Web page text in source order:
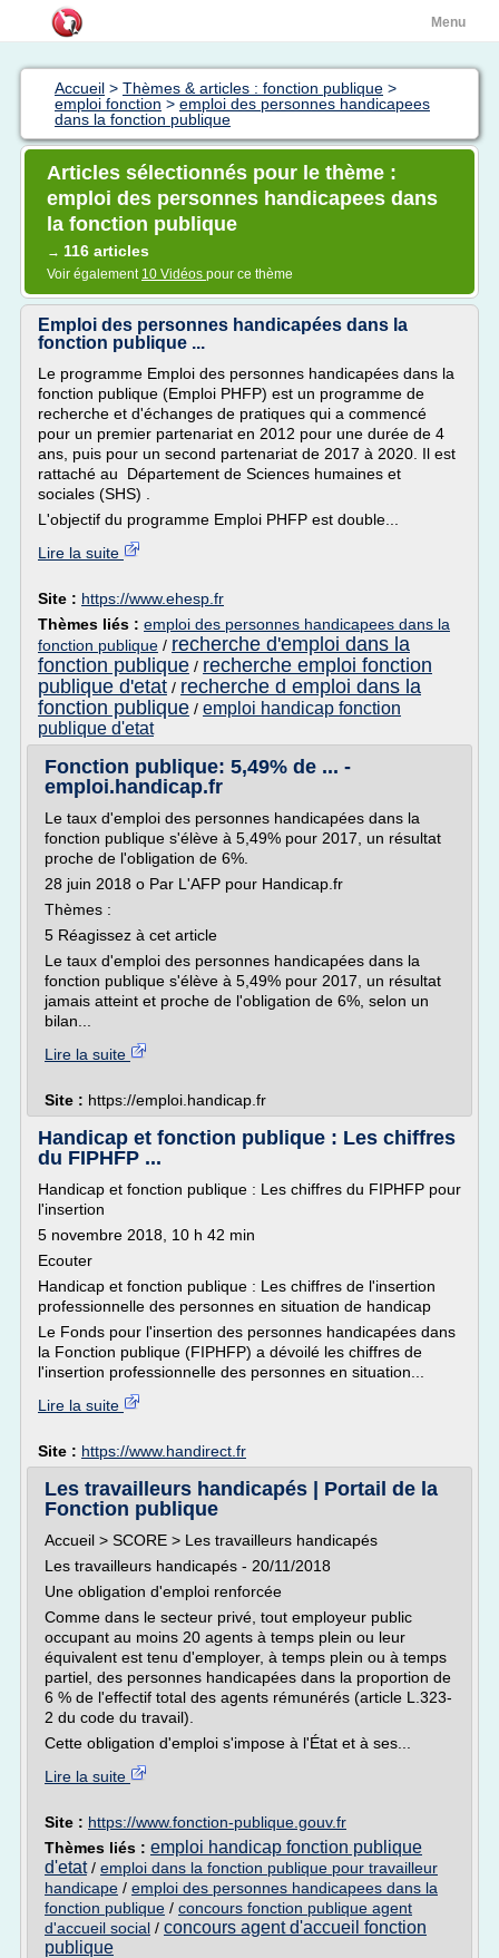
Menu
Accueil > Thèmes & articles : fonction publique >
emploi fonction > emploi des personnes handicapees
dans la fonction publique
Articles sélectionnés pour le thème :
emploi des personnes handicapees dans
la fonction publique
→ 116 articles
Voir également 10 Vidéos pour ce thème
Emploi des personnes handicapées dans la
fonction publique ...
Le programme Emploi des personnes handicapées dans la
fonction publique (Emploi PHFP) est un programme de
recherche et d'échanges de pratiques qui a commencé
pour un premier partenariat en 2012 pour une durée de 4
ans, puis pour un second partenariat de 2017 à 2020. Il est
rattaché au Département de Sciences humaines et
sociales (SHS) .
L'objectif du programme Emploi PHFP est double...
Lire la suite
Site : https://www.ehesp.fr
Thèmes liés : emploi des personnes handicapees dans la
fonction publique / recherche d'emploi dans la
fonction publique / recherche emploi fonction
publique d'etat / recherche d emploi dans la
fonction publique / emploi handicap fonction
publique d'etat
Fonction publique: 5,49% de ... -
emploi.handicap.fr
Le taux d'emploi des personnes handicapées dans la
fonction publique s'élève à 5,49% pour 2017, un résultat
proche de l'obligation de 6%.
28 juin 2018 o Par L'AFP pour Handicap.fr
Thèmes :
5 Réagissez à cet article
Le taux d'emploi des personnes handicapées dans la
fonction publique s'élève à 5,49% pour 2017, un résultat
jamais atteint et proche de l'obligation de 6%, selon un
bilan...
Lire la suite
Site : https://emploi.handicap.fr
Handicap et fonction publique : Les chiffres
du FIPHFP ...
Handicap et fonction publique : Les chiffres du FIPHFP pour
l'insertion
5 novembre 2018, 10 h 42 min
Ecouter
Handicap et fonction publique : Les chiffres de l'insertion
professionnelle des personnes en situation de handicap
Le Fonds pour l'insertion des personnes handicapées dans
la Fonction publique (FIPHFP) a dévoilé les chiffres de
l'insertion professionnelle des personnes en situation...
Lire la suite
Site : https://www.handirect.fr
Les travailleurs handicapés | Portail de la
Fonction publique
Accueil > SCORE > Les travailleurs handicapés
Les travailleurs handicapés - 20/11/2018
Une obligation d'emploi renforcée
Comme dans le secteur privé, tout employeur public
occupant au moins 20 agents à temps plein ou leur
équivalent est tenu d'employer, à temps plein ou à temps
partiel, des personnes handicapées dans la proportion de
6 % de l'effectif total des agents rémunérés (article L.323-
2 du code du travail).
Cette obligation d'emploi s'impose à l'État et à ses...
Lire la suite
Site : https://www.fonction-publique.gouv.fr
Thèmes liés : emploi handicap fonction publique
d'etat/ emploi dans la fonction publique pour travailleur
handicape / emploi des personnes handicapees dans la
fonction publique / concours fonction publique agent
d'accueil social / concours agent d'accueil fonction
publique